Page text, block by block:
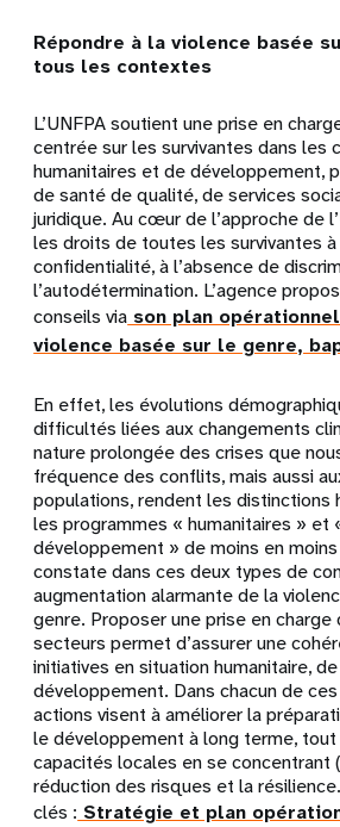
Répondre à la violence basée
tous les contextes
L’UNFPA soutient une prise en
centrée sur les survivantes dans les
humanitaires et de développement,
de santé de qualité, de services
juridique. Au cœur de l’approche de
les droits de toutes les survivantes
confidentialité, à l’absence de
l’autodétermination. L’agence
conseils via son plan
violence basée sur le genre,
En effet, les évolutions
difficultés liées aux changements
nature prolongée des crises que
fréquence des conflits, mais aussi
populations, rendent les distinctions
les programmes « humanitaires » et
développement » de moins en
constate dans ces deux types de
augmentation alarmante de la
genre. Proposer une prise en charge
secteurs permet d’assurer une
initiatives en situation humanitaire,
développement. Dans chacun de
actions visent à améliorer la
le développement à long terme,
capacités locales en se concentrant
réduction des risques et la
clés : Stratégie et plan